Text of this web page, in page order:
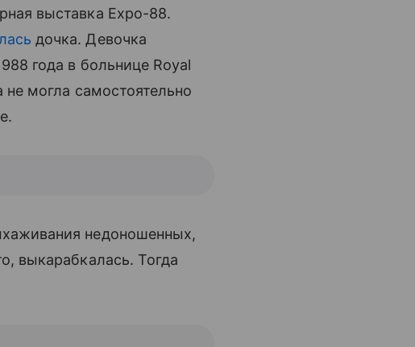
выставка Expo-88.
дочка. Девочка
года в больнице Royal
могла самостоятельно
недоношенных,
выкарабкалась. Тогда